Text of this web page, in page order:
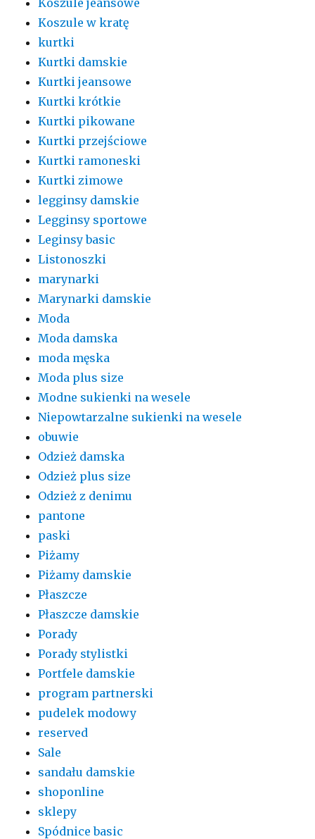
Koszule w kratę
kurtki
Kurtki damskie
Kurtki jeansowe
Kurtki krótkie
Kurtki pikowane
Kurtki przejściowe
Kurtki ramoneski
Kurtki zimowe
legginsy damskie
Legginsy sportowe
Leginsy basic
Listonoszki
marynarki
Marynarki damskie
Moda
Moda damska
moda męska
Moda plus size
Modne sukienki na wesele
Niepowtarzalne sukienki na wesele
obuwie
Odzież damska
Odzież plus size
Odzież z denimu
pantone
paski
Piżamy
Piżamy damskie
Płaszcze
Płaszcze damskie
Porady
Porady stylistki
Portfele damskie
program partnerski
pudelek modowy
reserved
Sale
sandału damskie
shoponline
sklepy
Spódnice basic